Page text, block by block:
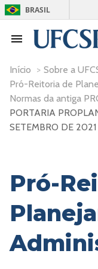
BRASIL
Início > Sobre a
Pró-Reitoria de
Normas da antiga
PORTARIA
SETEMBRO DE 2021
Pró-